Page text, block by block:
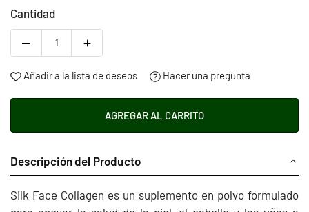
Cantidad
Añadir a la lista de deseos Hacer una pregunta
AGREGAR AL CARRITO
Descripción del Producto
Silk Face Collagen es un suplemento en polvo formulado